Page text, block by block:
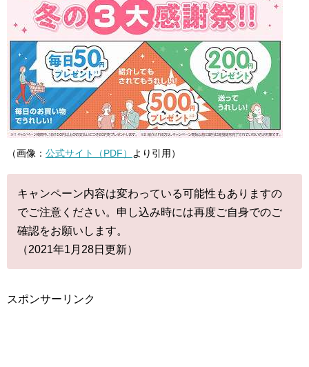
（画像： 公式サイト（PDF） より引用）
キャンペーン内容は変わっている可能性もありますの
でご注意ください。申し込み時には再度ご自身でのご
確認をお願いします。
（2021年1月28日更新）
スポンサーリンク